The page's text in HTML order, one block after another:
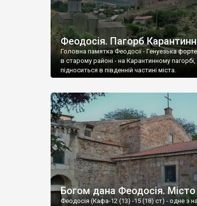
Феодосія. Пагорб
Головна памятка Феодосії - Генуезька
в старому районі - на Карантинному пагорбі,
підноситься в південній частині міста.
Богом дана Феодосія.
Феодосія (Кафа-12 (13) -15 (18) ст) - одне з